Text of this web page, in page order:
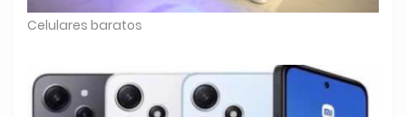
Celulares baratos